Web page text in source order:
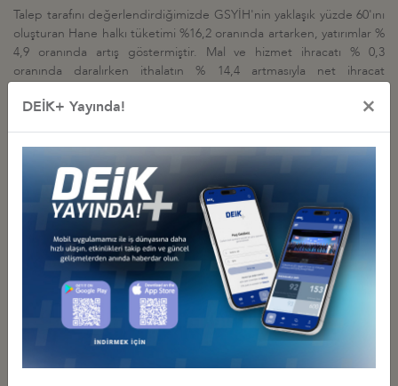
Talep tarafını değerlendirdiğimizde GSYİH'nin yaklaşık yüzde 60'ını
oluşturan Hane halkı tüketimi %16,2 oranında artarken, yatırımlar %
4,9 oranında artış göstermiştir. Mal ve hizmet ihracatı % 0,3
oranında daralırken ithalatın % 14,4 artmasıyla net ihracat
Arz tarafına bakıldığında, depremin etkisi nedeniyle sanayide ufak
bir daralma ve tarım sektöründeki daralma dışında tüm sektörlerin
pozitif büyüme gösterdiği görülmektedir.
"Güven ve istikrar önemli, çözüm bekleyen sorunlarımız da var"
İş dünyası olarak, seçim gündemi sonrasında da daha fazla yatırım
ile ihracata daha çok ağırlık veren üretim yapmaya, katma değer ve
istihdam üretmeye odaklanıyoruz. Cumhurbaşkanımız seçim
sonrasında yaptığı konuşmada iş dünyamızın beklediği iki kavrama
vurgu yaptı; "Güven ve istikrar." Yeni dönemde, bu kavramlara
daha fazla odaklanarak kurulacak bir ekonomi yönetimi ve iş
dünyamızın birlikte daha güçlü bir sinerji oluşturarak, dengeli
kalkınmamıza daha fazla katkı sunması önemli.
Önümüzdeki süreçte hem tüketici hem de üretici için hayati önem
DEİK+ Yayında! ×